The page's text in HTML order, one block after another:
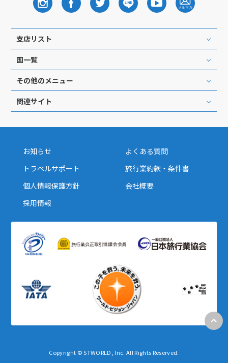
支店リスト
国一覧
その他のメニュー
関連サイト
お知らせ
よくある質問
トラベルサポート
旅行業約款・条件書
個人情報保護方針
会社概要
採用情報
Copyright © STWORLD, Inc. All Rights Reserved.